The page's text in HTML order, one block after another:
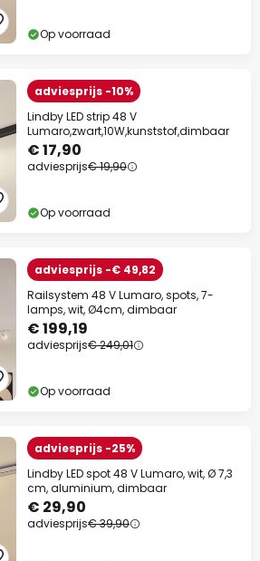
Op voorraad
adviesprijs -10%
Lindby LED strip 48 V
Lumaro,zwart,10W,kunststof,dimbaar
€ 17,90
adviesprijs€ 19,90
Op voorraad
adviesprijs -€ 49,82
Railsystem 48 V Lumaro, spots, 7-
lamps, wit, Ø4cm, dimbaar
€ 199,19
adviesprijs€ 249,01
Op voorraad
adviesprijs -25%
Lindby LED spot 48 V Lumaro, wit, Ø 7,3
cm, aluminium, dimbaar
€ 29,90
adviesprijs€ 39,90